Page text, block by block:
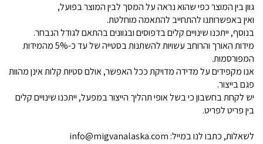
גוון בין המוצר כפי שהוא נראה על המסך לבין המוצר בפועל,
ואין באפשרותנו להתחייב להתאמה מוחלטת.
בנוסף, ייתכנו שינויים קלים בדפוסים ובגוונים בהתאם לגודל הנבחר.
מידות האורך והרוחב עשויות להשתנות בסטייה של עד כ-5% מהמידות
המפורסמות.
אנו מקפידים על מדידה מדויקת ככל האפשר, אולם סטיות קלות אינן מהוות
פגם בייצור.
יש לקחת בחשבון כי בשל אופי תהליך הייצור במפעל, ייתכנו שינויים קלים
בין פריט לפריט.
לשאלות, כתבו לנו במייל: info@migvanalaska.com